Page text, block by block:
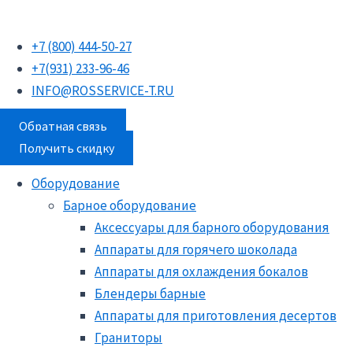
содержимому
+7 (800) 444-50-27
+7(931) 233-96-46
INFO@ROSSERVICE-T.RU
Обратная связь
Получить скидку
Оборудование
Барное оборудование
Аксессуары для барного оборудования
Аппараты для горячего шоколада
Аппараты для охлаждения бокалов
Блендеры барные
Аппараты для приготовления десертов
Граниторы